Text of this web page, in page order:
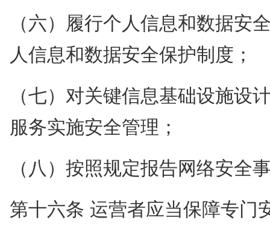
（六）履行个人信息和数据安
人信息和数据安全保护制度；
（七）对关键信息基础设施设
服务实施安全管理；
（八）按照规定报告网络安全
第十六条 运营者应当保障专门